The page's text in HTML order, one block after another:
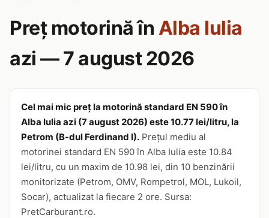
Preț motorină în Alba Iulia
azi — 7 august 2026
Cel mai mic preț la motorină standard EN 590 în
Alba Iulia azi (7 august 2026) este 10.77 lei/litru, la
Petrom (B-dul Ferdinand I). Prețul mediu al
motorinei standard EN 590 în Alba Iulia este 10.84
lei/litru, cu un maxim de 10.98 lei, din 10 benzinării
monitorizate (Petrom, OMV, Rompetrol, MOL, Lukoil,
Socar), actualizat la fiecare 2 ore. Sursa:
PretCarburant.ro.